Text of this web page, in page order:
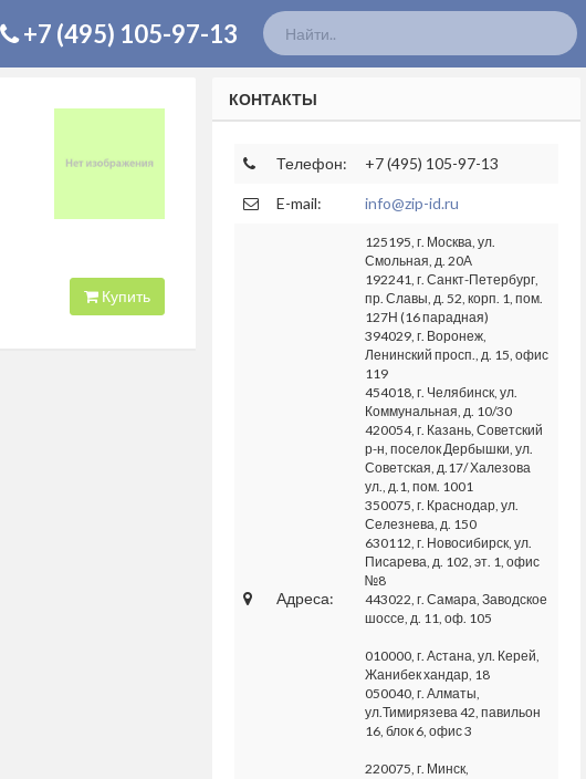
+7 (495) 105-97-13
Купить
КОНТАКТЫ
Телефон: +7 (495) 105-97-13
E-mail: info@zip-id.ru
Адреса:
125195, г. Москва, ул.
Смольная, д. 20А
192241, г. Санкт-Петербург,
пр. Славы, д. 52, корп. 1, пом.
127Н (16 парадная)
394029, г. Воронеж,
Ленинский просп., д. 15, офис
119
454018, г. Челябинск, ул.
Коммунальная, д. 10/30
420054, г. Казань, Советский
р-н, поселок Дербышки, ул.
Советская, д.17/ Халезова
ул., д.1, пом. 1001
350075, г. Краснодар, ул.
Селезнева, д. 150
630112, г. Новосибирск, ул.
Писарева, д. 102, эт. 1, офис
№8
443022, г. Самара, Заводское
шоссе, д. 11, оф. 105
010000, г. Астана, ул. Керей,
Жанибек хандар, 18
050040, г. Алматы,
ул.Тимирязева 42, павильон
16, блок 6, офис 3
220075, г. Минск,